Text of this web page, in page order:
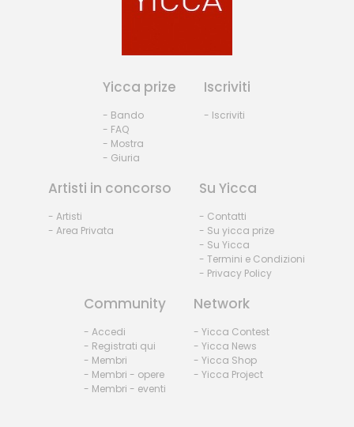
Yicca prize
- Bando
- FAQ
- Mostra
- Giuria
Iscriviti
- Iscriviti
Artisti in concorso
- Artisti
- Area Privata
Su Yicca
- Contatti
- Su yicca prize
- Su Yicca
- Termini e Condizioni
- Privacy Policy
Community
- Accedi
- Registrati qui
- Membri
- Membri - opere
- Membri - eventi
Network
- Yicca Contest
- Yicca News
- Yicca Shop
- Yicca Project